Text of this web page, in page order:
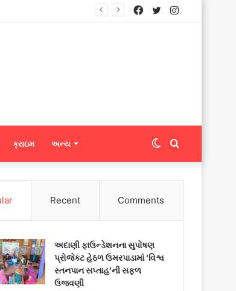
એક્સપોર્ટ કરી શકશે Instagram
Twitter
Facebook
ક્રાઇમ અન્ય Search
for
Switch
skin
Recent Comments
અદાણી ફાઉન્ડેશનના સુપોષણ
પ્રોજેક્ટ હેઠળ ઉમરપાડામાં ‘વિશ્વ
સ્તનપાન સપ્તાહ’ની સફળ
ઉજવણી